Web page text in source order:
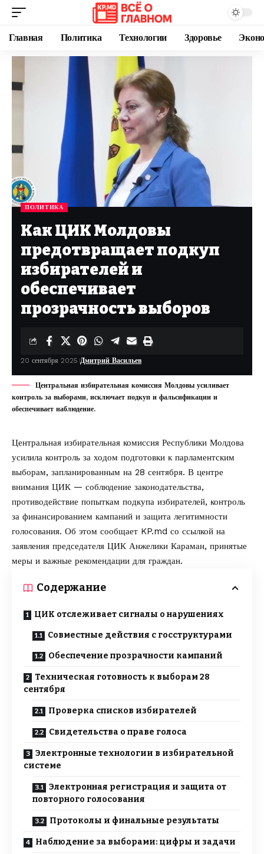
Главная Политика Технологии Здоровье
ПОЛИТИКА
Как ЦИК Молдовы
предотвращает подкуп
избирателей и
обеспечивает
прозрачность выборов
20 сентября 2025 Дмитрий Васильев
Центральная избирательная комиссия Молдовы усиливает
контроль за выборами, исключает подкуп и фальсификации и
обеспечивает наблюдение.
Центральная избирательная комиссия Республики Молдова
усилила контроль за ходом подготовки к парламентским
выборам, запланированным на 28 сентября. В центре
внимания ЦИК — соблюдение законодательства,
противодействие попыткам подкупа избирателей, контроль
за финансированием кампаний и защита легитимности
голосования. Об этом сообщает KP.md со ссылкой на
заявления председателя ЦИК Анжелики Караман, принятые
меры и важные рекомендации для граждан.
Содержание
ЦИК отслеживает сигналы о нарушениях
Совместные действия с госструктурами
Обеспечение прозрачности кампаний
Техническая готовность к выборам 28
сентября
Проверка списков избирателей
Свидетельства о праве голоса
Электронные технологии в избирательной
системе
Электронная регистрация и защита от
повторного голосования
Протоколы и финальные результаты
Наблюдение за выборами: цифры и задачи